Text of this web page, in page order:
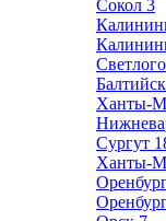
Сокол 3
Балтийск
Ханты-
Сургут
Ханты-